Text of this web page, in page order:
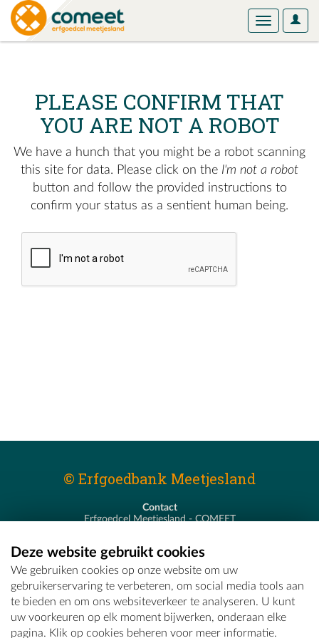
User
Toggle
PLEASE CONFIRM THAT
YOU ARE NOT A ROBOT
We have a hunch that you might be a robot scanning
this site for data. Please click on the I'm not a robot
button and follow the provided instructions to
confirm your status as a sentient human being.
© Erfgoedbank Meetjesland
Contact
Erfgoedcel Meetjesland - COMEET
T - 09 373 75 96
E -erfgoedcel@comeet.be
Deze website gebruikt cookies
We gebruiken cookies op onze website om uw
gebruikerservaring te verbeteren, om social media tools aan
te bieden en om ons websiteverkeer te analyseren. U kunt
uw voorkeuren op elk moment bijwerken, onderaan elke
pagina. Klik op cookies beheren voor meer informatie.